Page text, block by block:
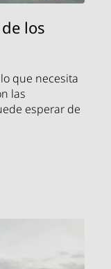
los
que necesita
las
esperar de